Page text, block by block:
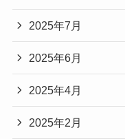
2025年7月
2025年6月
2025年4月
2025年2月